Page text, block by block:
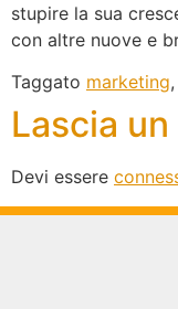
stupire la sua
con altre nuove e
Taggato marketing,
Lascia
Devi essere